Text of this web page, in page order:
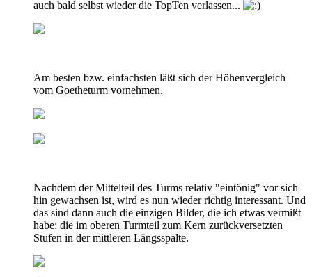
auch bald selbst wieder die TopTen verlassen...
Am besten bzw. einfachsten läßt sich der Höhenvergleich
vom Goetheturm vornehmen.
Nachdem der Mittelteil des Turms relativ "eintönig" vor sich
hin gewachsen ist, wird es nun wieder richtig interessant. Und
das sind dann auch die einzigen Bilder, die ich etwas vermißt
habe: die im oberen Turmteil zum Kern zurückversetzten
Stufen in der mittleren Längsspalte.